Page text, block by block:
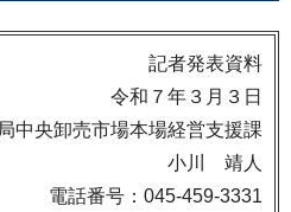
記者発表資料
令和７年３月３日
中央卸売市場本場経営支援課
小川 靖人
電話番号：045-459-3331